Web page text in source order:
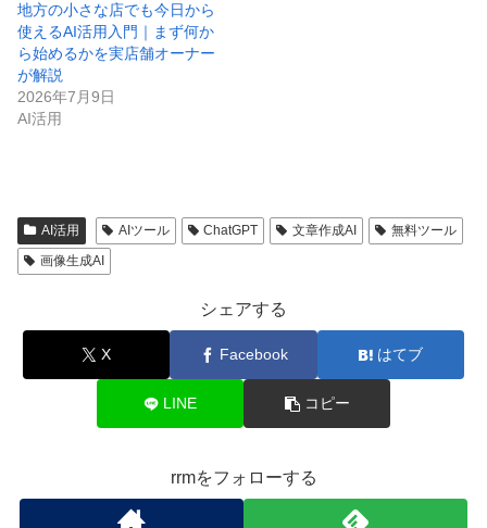
地方の小さな店でも今日から
使えるAI活用入門｜まず何か
ら始めるかを実店舗オーナー
が解説
2026年7月9日
AI活用
AI活用 AIツール ChatGPT 文章作成AI
無料ツール
画像生成AI
シェアする
X Facebook はてブ
LINE コピー
rrmをフォローする